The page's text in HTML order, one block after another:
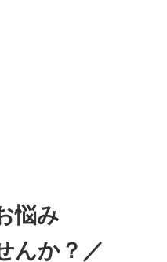
悩み
んか？／